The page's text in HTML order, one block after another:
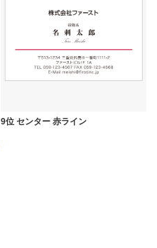
9位 センター 赤ライン